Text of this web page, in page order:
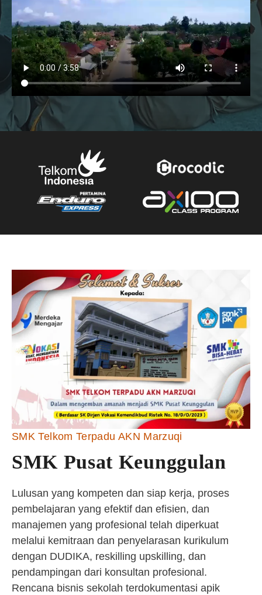
SMK Telkom Terpadu AKN Marzuqi
SMK Pusat Keunggulan
Lulusan yang kompeten dan siap kerja, proses
pembelajaran yang efektif dan efisien, dan
manajemen yang profesional telah diperkuat
melalui kemitraan dan penyelarasan kurikulum
dengan DUDIKA, reskilling upskilling, dan
pendampingan dari konsultan profesional.
Rencana bisnis sekolah terdokumentasi apik